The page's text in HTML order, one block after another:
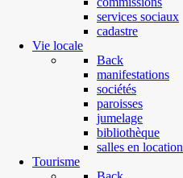
services sociaux
cadastre
Vie locale
Back
manifestations
sociétés
paroisses
jumelage
bibliothèque
salles en location
Tourisme